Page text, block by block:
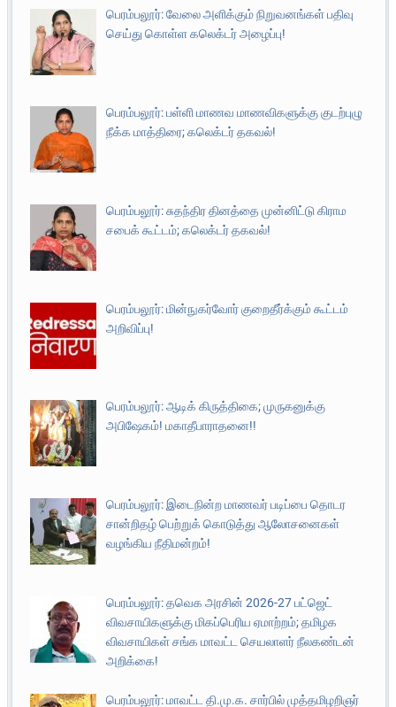
பெரம்பலூர்: வேலை அளிக்கும் நிறுவனங்கள் பதிவு
செய்து கொள்ள கலெக்டர் அழைப்பு!
பெரம்பலூர்: பள்ளி மாணவ மாணவிகளுக்கு குடற்புழு
நீக்க மாத்திரை; கலெக்டர் தகவல்!
பெரம்பலூர்: சுதந்திர தினத்தை முன்னிட்டு கிராம
சபைக் கூட்டம்; கலெக்டர் தகவல்!
பெரம்பலூர்: மின்நுகர்வோர் குறைதீர்க்கும் கூட்டம்
அறிவிப்பு!
பெரம்பலூர்: ஆடிக் கிருத்திகை; முருகனுக்கு
அபிஷேகம்! மகாதீபாராதனை!!
பெரம்பலூர்: இடைநின்ற மாணவர் படிப்பை தொடர
சான்றிதழ் பெற்றுக் கொடுத்து ஆலோசனைகள்
வழங்கிய நீதிமன்றம்!
பெரம்பலூர்: தவெக அரசின் 2026-27 பட்ஜெட்
விவசாயிகளுக்கு மிகப்பெரிய ஏமாற்றம்; தமிழக
விவசாயிகள் சங்க மாவட்ட செயலாளர் நீலகண்டன்
அறிக்கை!
பெரம்பலூர்: மாவட்ட தி.மு.க. சார்பில் முத்தமிழறிஞர்